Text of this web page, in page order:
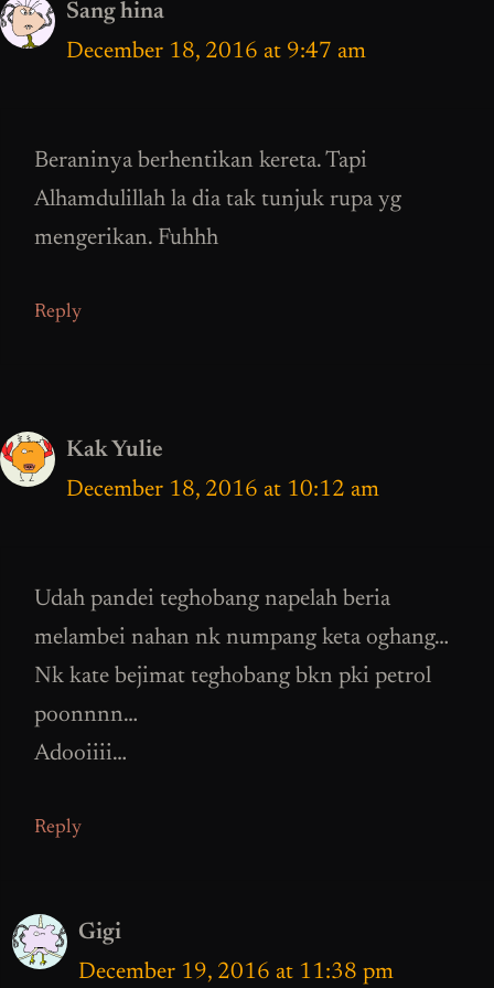
Sang hina
December 18, 2016 at 9:47 am
Beraninya berhentikan kereta. Tapi
Alhamdulillah la dia tak tunjuk rupa yg
mengerikan. Fuhhh
Reply
Kak Yulie
December 18, 2016 at 10:12 am
Udah pandei teghobang napelah beria
melambei nahan nk numpang keta oghang…
Nk kate bejimat teghobang bkn pki petrol
poonnnn…
Adooiiii…
Reply
Gigi
December 19, 2016 at 11:38 pm